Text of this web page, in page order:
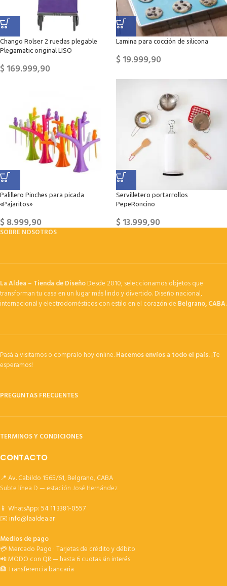
Chango Rolser 2 ruedas plegable
Plegamatic original LISO
$169.999,90
Lamina para cocción de silicona
$19.999,90
Palillero Pinches para picada
«Pajaritos»
$8.999,90
Servilletero portarrollos
PepeRoncino
$13.999,90
SOBRE NOSOTROS
La Aldea – Tienda de DiseñoDesde 2010, seleccionamos objetos que
transforman tu casa en un lugar más lindo y divertido. Diseño nacional,
internacional y electrodomésticos con estilo en el corazón de Belgrano, CABA.
Pasá a visitarnos o compralo hoy online.Hacemos envíos a todo el país.¡Te
esperamos!
PREGUNTAS FRECUENTES
TERMINOS Y CONDICIONES
CONTACTO
📍 Av. Cabildo 1565/61, Belgrano, CABA
Subte línea D — estación José Hernández
📱 WhatsApp:54 11 3381-0557
✉️info@laaldea.ar
Medios de pago
💳 Mercado Pago · Tarjetas de crédito y débito
📲 MODO con QR — hasta 6 cuotas sin interés
🏦 Transferencia bancaria